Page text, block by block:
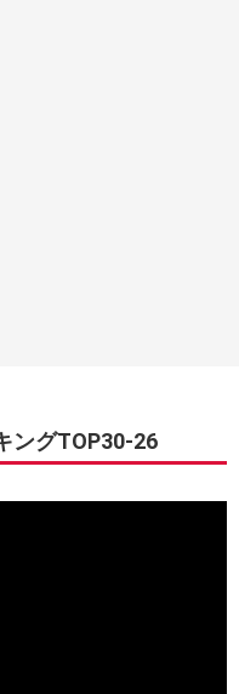
ングTOP30-26